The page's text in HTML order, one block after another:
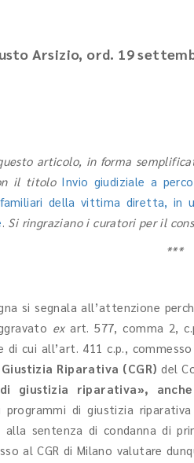
Arsizio, ord. 19
articolo, in forma
il titolo Invio giudiziale a
della vittima diretta, in
. Si ringraziano i curatori per il
***
si segnala all’attenzione
exart. 577, comma 2,
di cui all’art. 411 c.p.,
Riparativa (CGR) del
giustizia riparativa»,
programmi di giustizia
alla sentenza di condanna di
al CGR di Milano valutare